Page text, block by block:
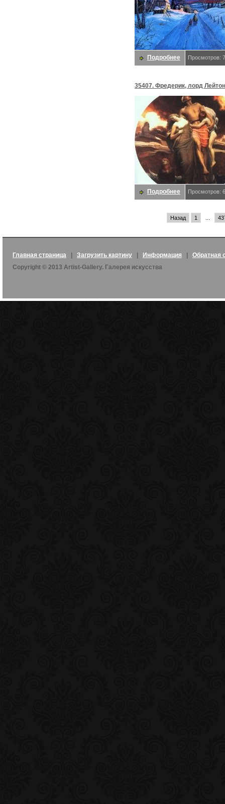
Подробнее Просмотров:
35407. Фредерик, лорд Лейтон
Подробнее Просмотров:
Назад 1
Главная страница Загрузить картину Информация
Обратная
Copyright © 2013 Artist-Gallery. Галерея искусства